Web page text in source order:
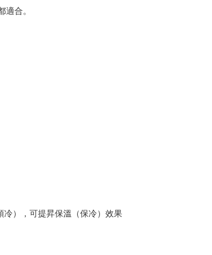
合。
），可提昇保溫（保冷）效果